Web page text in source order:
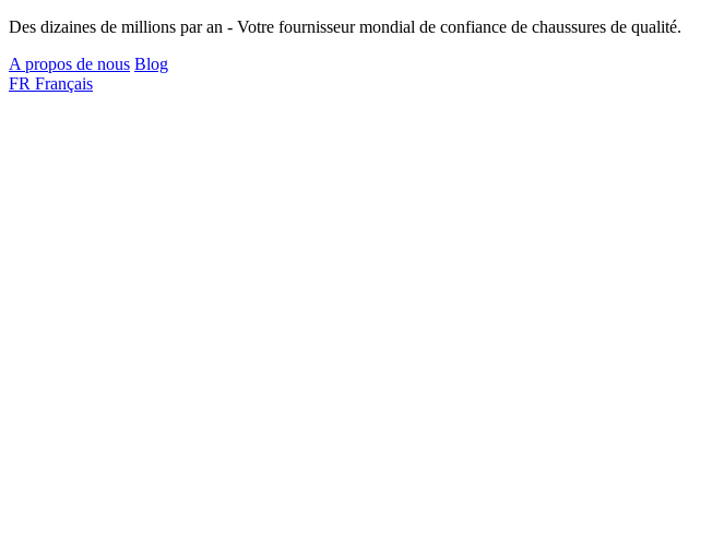
Des dizaines de millions par an - Votre fournisseur mondial de confiance de chaussures de qualité.
A propos de nous Blog
FR Français